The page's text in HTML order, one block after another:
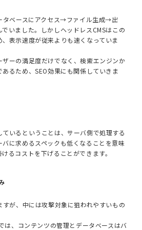
タベースにアクセス→ファイル生成→出
いました。しかしヘッドレスCMSはこの
表示速度が従来よりも速くなっていま
ーの満足度だけでなく、検索エンジンか
あるため、SEO効果にも関係していきま
いるということは、サーバ側で処理する
に求めるスペックも低くなることを意味
るコストを下げることができます。
すが、中には攻撃対象に狙われやすいもの
は、コンテンツの管理とデータベースはバ